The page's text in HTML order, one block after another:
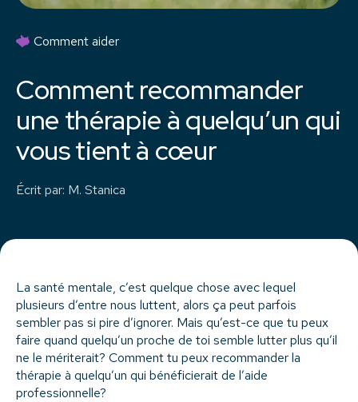
Comment aider
Comment recommander
une thérapie à quelqu’un qui
vous tient à cœur
Écrit par: M. Stanica
La santé mentale, c’est quelque chose avec lequel
plusieurs d’entre nous luttent, alors ça peut parfois
sembler pas si pire d’ignorer. Mais qu’est-ce que tu peux
faire quand quelqu’un proche de toi semble lutter plus qu’il
ne le mériterait? Comment tu peux recommander la
thérapie à quelqu’un qui bénéficierait de l’aide
professionnelle?